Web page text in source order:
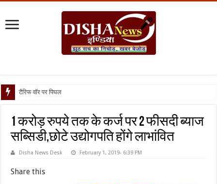
टैरिफ वॉर पर पिघली बर्फ, ट्रंप औ
1 करोड़ रुपये तक के कर्ज पर 2 फीसदी ब्याज
सब्सिडी,छोटे उद्योगपति होंगे लाभांवित
Disha News Desk February 1, 2019- 6:39 PM
Share this